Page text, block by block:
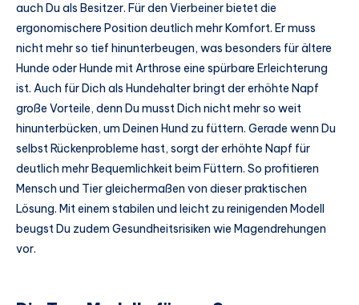
auch Du als Besitzer. Für den Vierbeiner bietet die
ergonomischere Position deutlich mehr Komfort. Er muss
nicht mehr so tief hinunterbeugen, was besonders für ältere
Hunde oder Hunde mit Arthrose eine spürbare Erleichterung
ist. Auch für Dich als Hundehalter bringt der erhöhte Napf
große Vorteile, denn Du musst Dich nicht mehr so weit
hinunterbücken, um Deinen Hund zu füttern. Gerade wenn Du
selbst Rückenprobleme hast, sorgt der erhöhte Napf für
deutlich mehr Bequemlichkeit beim Füttern. So profitieren
Mensch und Tier gleichermaßen von dieser praktischen
Lösung. Mit einem stabilen und leicht zu reinigenden Modell
beugst Du zudem Gesundheitsrisiken wie Magendrehungen
vor.